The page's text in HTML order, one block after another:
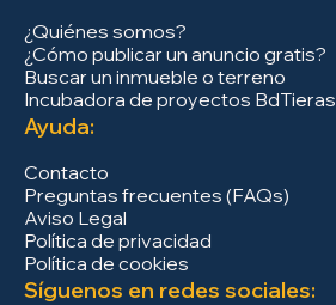
¿Quiénes somos?
¿Cómo publicar un anuncio gratis?
Buscar un inmueble o terreno
Incubadora de proyectos BdTieras
Ayuda:
Contacto
Preguntas frecuentes (FAQs)
Aviso Legal
Política de privacidad
Política de cookies
Síguenos en redes sociales: